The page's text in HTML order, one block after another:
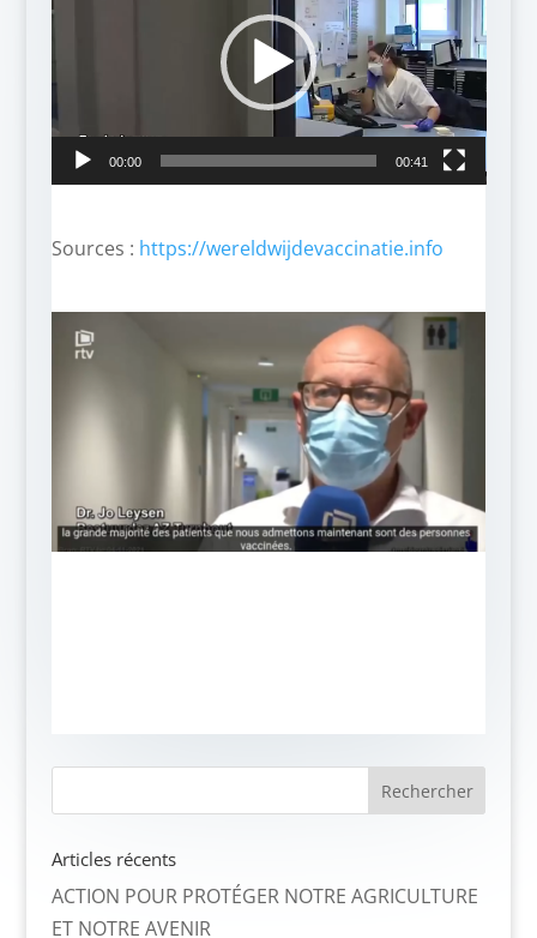
00:00 00:41
Sources : https://wereldwijdevaccinatie.info
Articles récents
ACTION POUR PROTÉGER NOTRE AGRICULTURE
ET NOTRE AVENIR